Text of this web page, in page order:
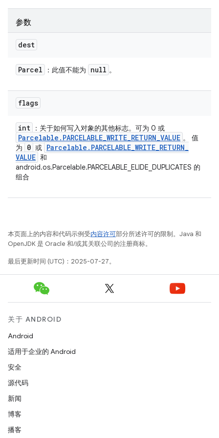
参数
dest
Parcel ：此值不能为 null 。
flags
int ：关于如何写入对象的其他标志。可为 0 或
Parcelable . PARCELABLE_WRITE_RETURN_VALUE 。 值
为
0 或 Parcelable . PARCELABLE_WRITE_RETURN_
VALUE 和
android.os.Parcelable.PARCELABLE_ELIDE_DUPLICATES 的
组合
本页面上的内容和代码示例受内容许可部分所述许可的限制。Java 和
OpenJDK 是 Oracle 和/或其关联公司的注册商标。
最后更新时间 (UTC)：2025-07-27。
关于 ANDROID
Android
适用于企业的 Android
安全
源代码
新闻
博客
播客